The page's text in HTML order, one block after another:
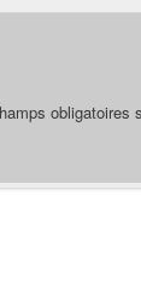
obligatoires